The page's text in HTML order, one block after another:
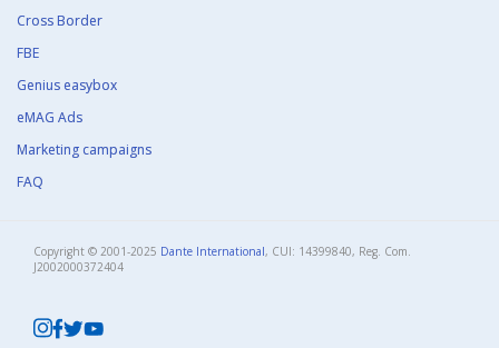
Cross Border
FBE
Genius easybox
eMAG Ads
Marketing campaigns
FAQ
Copyright © 2001-2025 Dante International, CUI: 14399840, Reg. Com.
J2002000372404​